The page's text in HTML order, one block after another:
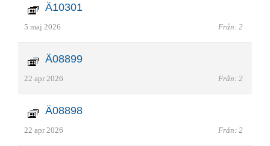
Ä10301
5 maj 2026 Från: 2
Ä08899
22 apr 2026 Från: 2
Ä08898
22 apr 2026 Från: 2